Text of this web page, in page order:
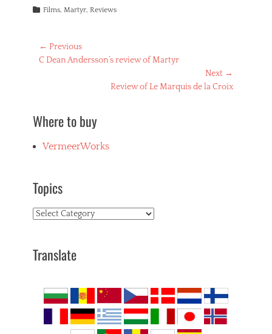
Categories
Films, Martyr, Reviews
Post
navigation
← Previous
Previous
C Dean Andersson’s review of Martyr
Next →
Review of Le Marquis de la Croix
Where to buy
VermeerWorks
Topics
Topics
Translate